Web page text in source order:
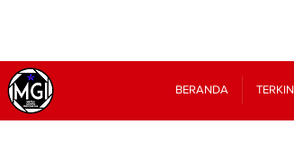
BERANDA